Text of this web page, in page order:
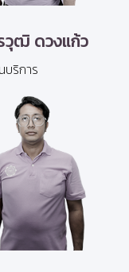
ฒิ ดวงแก้ว
ริการ